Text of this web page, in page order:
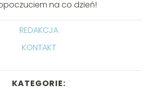
na co dzień!
REDAKCJA
KONTAKT
KATEGORIE: